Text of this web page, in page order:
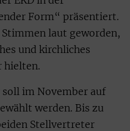
Form“ präsentiert.
laut geworden,
und kirchliches
hielten.
im November auf
werden. Bis zu
Stellvertreter